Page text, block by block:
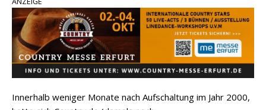
pez veröffentlicht neue Single „Late Night
Talks“ – eine Hymne auf unvergessliche
Sommernächte
Randy Travis veröffentlicht mit „I Don’t Care“
einen weiteren Schatz aus dem Archiv
Ben Gallaher kehrt zu seinen Wurzeln zurück –
Innerhalb weniger Monate nach Aufschaltung im Jahr 2000,